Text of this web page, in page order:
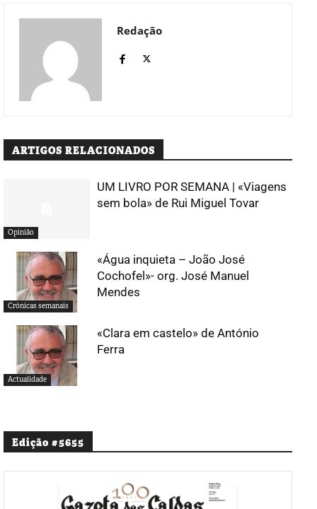
Redação
ARTIGOS RELACIONADOS
Opinião
UM LIVRO POR SEMANA | «Viagens
sem bola» de Rui Miguel Tovar
Crónicas semanais
«Água inquieta – João José
Cochofel»- org. José Manuel
Mendes
Actualidade
«Clara em castelo» de António
Ferra
Edição #5655